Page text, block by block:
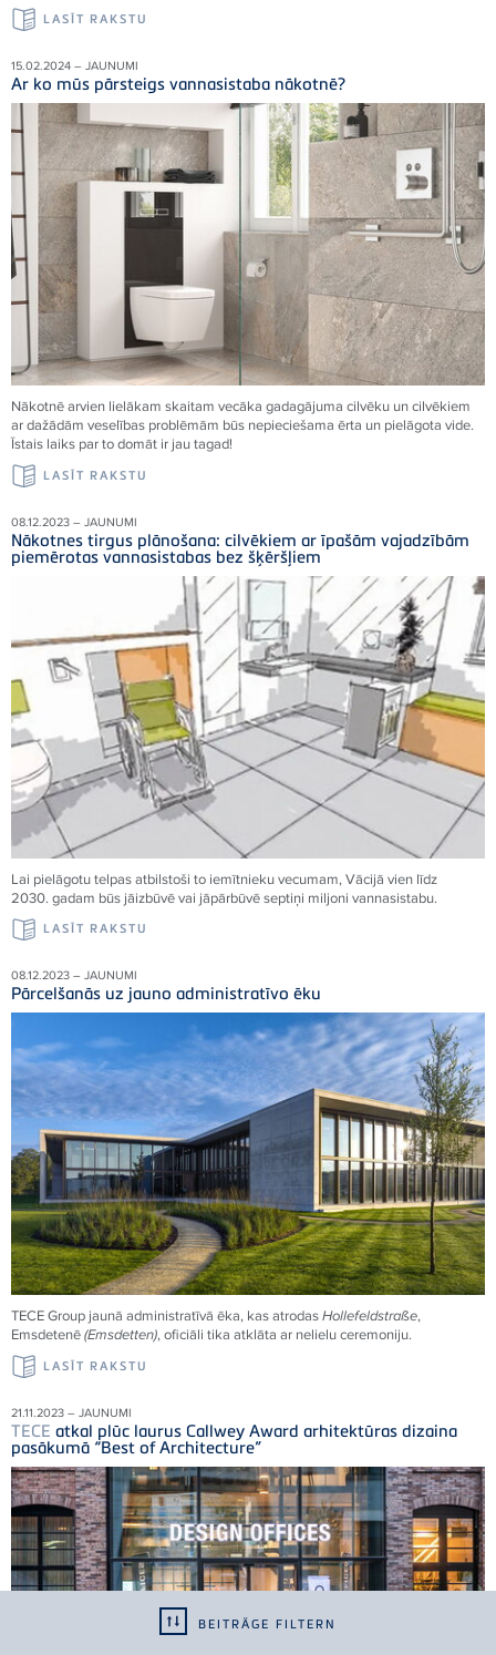
BEITRÄGE FILTERN
LASĪT RAKSTU
15.02.2024 – JAUNUMI
Ar ko mūs pārsteigs vannasistaba nākotnē?
Nākotnē arvien lielākam skaitam vecāka gadagājuma cilvēku un cilvēkiem
ar dažādām veselības problēmām būs nepieciešama ērta un pielāgota vide.
Īstais laiks par to domāt ir jau tagad!
LASĪT RAKSTU
08.12.2023 – JAUNUMI
Nākotnes tirgus plānošana: cilvēkiem ar īpašām vajadzībām
piemērotas vannasistabas bez šķēršļiem
Lai pielāgotu telpas atbilstoši to iemītnieku vecumam, Vācijā vien līdz
2030. gadam būs jāizbūvē vai jāpārbūvē septiņi miljoni vannasistabu.
LASĪT RAKSTU
08.12.2023 – JAUNUMI
Pārcelšanās uz jauno administratīvo ēku
TECEGroup jaunā administratīvā ēka, kas atrodasHollefeldstraße,
Emsdetenē(Emsdetten), oficiāli tika atklāta ar nelielu ceremoniju.
LASĪT RAKSTU
21.11.2023 – JAUNUMI
TECE atkal plūc laurus Callwey Award arhitektūras dizaina
pasākumā “Best of Architecture”